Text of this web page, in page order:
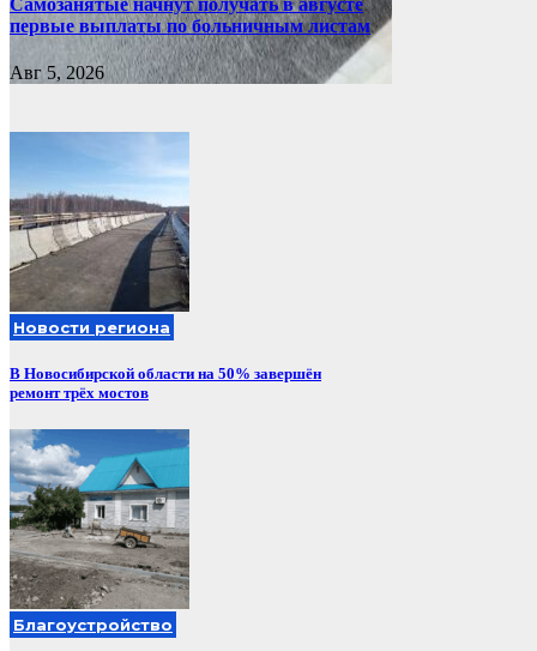
первые выплаты по больничным листам
Авг 5, 2026
Новости региона
В Новосибирской области на 50% завершён
ремонт трёх мостов
Благоустройство